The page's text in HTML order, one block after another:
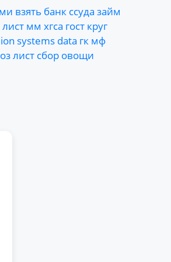
взять банк ссуда займ
лист мм хгса гост круг
systems data гк мф
лист сбор овощи